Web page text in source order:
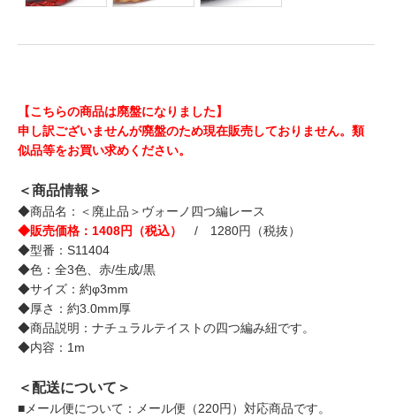
【こちらの商品は廃盤になりました】
申し訳ございませんが廃盤のため現在販売しておりません。類
似品等をお買い求めください。
＜商品情報＞
◆商品名：＜廃止品＞ヴォーノ四つ編レース
◆販売価格：1408円（税込）
/ 1280円（税抜）
◆型番：S11404
◆色：全3色、赤/生成/黒
◆サイズ：約φ3mm
◆厚さ：約3.0mm厚
◆商品説明：ナチュラルテイストの四つ編み紐です。
◆内容：1m
＜配送について＞
■メール便について：メール便（220円）対応商品です。